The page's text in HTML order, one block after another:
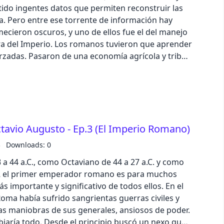
pastel
fantasy
dracula
cmyk
Contacto de publicidad en podcast:
ingentes datos que permiten reconstruir las
Pero entre ese torrente de información hay
oscuros, y uno de ellos fue el del manejo
tuvieron que aprender
y tribal
en los seis millones de kilómetros cuadrados –
que llegaron a dominar en el Imperio. Tenían
ganado, transacciones comerciales, transporte
completa en el
5 estrellas en Apple Podcast o Spotify. Texto:
y producción: Iván Patxi Gómez Gallego
podcast@zinetmedia.es
Augusto - Ep.3 (El Imperio Romano)
Downloads: 0
44 a.C., como Octaviano de 44 a 27 a.C. y como
primer emperador romano es para muchos
y significativo de todos ellos. En el
había sufrido sangrientas guerras civiles y
maniobras de sus generales, ansiosos de poder.